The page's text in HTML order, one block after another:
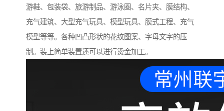
游鞋、包装袋、旅游制品、游泳圈、名片夹、膜结构、
充气建筑、大型充气玩具、模型玩具、膜式工程、充气
模型等等。各种凹凸形状的花纹图案、字母文字的压
制。装上简单装置还可以进行烫金加工。